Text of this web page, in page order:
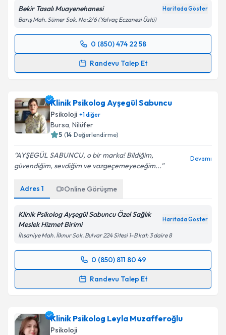
Bekir Tasalı Muayenehanesi Haritada Göster
Barış Mah. Sümer Sok. No:2/6 (Yalvaç Eczanesi Üstü)
0 (850) 474 22 58
Randevu Talep Et
Randevu Takvimi Talebi
takvim hazırlandığında e-posta ile bilgilendireceğiz.
E-posta Adresiniz
Kişisel verilerimin işlenmesine ilişkin
kapsamda işlenmesini kabul ediyorum.
Takvim Talebini Gönder
Klinik Psikolog Ayşegül Sabuncu
Psikoloji +1diğer
Bursa, Nilüfer
5 (14 Değerlendirme)
AYŞEGÜL SABUNCU, o bir marka! Bildiğim,
güvendiğim, sevdiğim ve vazgeçemeyeceğim...
Devamı
Adres 1 Online Görüşme
Klinik Psikolog Ayşegül Sabuncu Özel Sağlık
Meslek Hizmet Birimi
Haritada Göster
İhsaniye Mah. İlknur Sok. Bulvar 224 Sitesi 1-B kat: 3 daire 8
0 (850) 811 80 49
Randevu Talep Et
Randevu Takvimi Talebi
almanız için bir takvim hazırlandığında e-posta ile
bilgilendireceğiz.
Klinik Psikolog Leyla Muzafferoğlu
Psikoloji